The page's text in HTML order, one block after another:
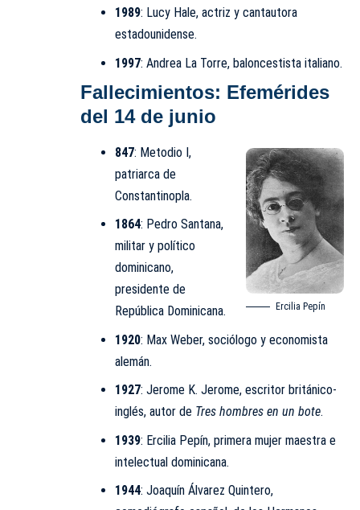
1989: Lucy Hale, actriz y cantautora
estadounidense.
1997: Andrea La Torre, baloncestista italiano.
Fallecimientos: Efemérides
del 14 de junio
Ercilia Pepín
847: Metodio I,
patriarca de
Constantinopla.
1864: Pedro Santana,
militar y político
dominicano,
presidente de
República Dominicana.
1920: Max Weber, sociólogo y economista
alemán.
1927: Jerome K. Jerome, escritor británico-
inglés, autor de Tres hombres en un bote.
1939: Ercilia Pepín, primera mujer maestra e
intelectual dominicana.
1944: Joaquín Álvarez Quintero,